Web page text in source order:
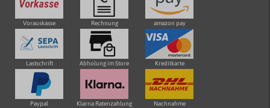
Vorauskasse Rechnung amazon pay
Lastschrift Abholung im Store Kreditkarte
Paypal Klarna Ratenzahlung Nachnahme